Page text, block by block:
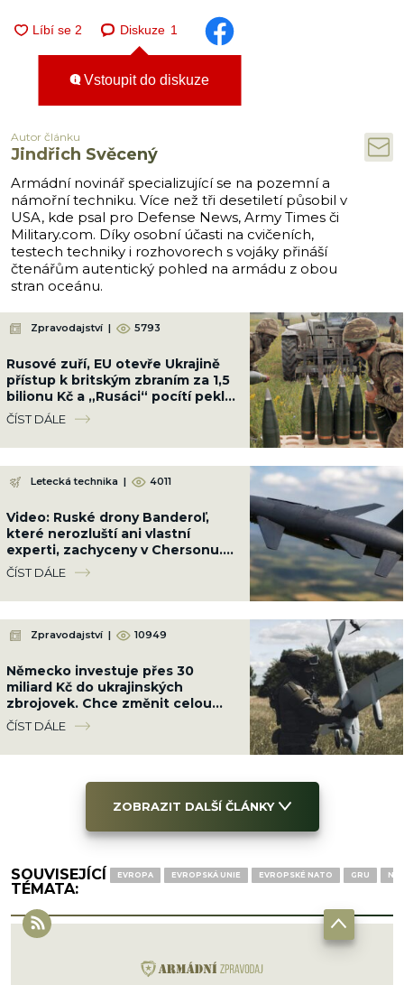
Diskuze 1
Vstoupit do diskuze
Autor článku
Jindřich Svěcený
Armádní novinář specializující se na pozemní a
námořní techniku. Více než tři desetiletí působil v
USA, kde psal pro Defense News, Army Times či
Military.com. Díky osobní účasti na cvičeních,
testech techniky i rozhovorech s vojáky přináší
čtenářům autentický pohled na armádu z obou
stran oceánu.
Zpravodajství | 5793
Rusové zuří, EU otevře Ukrajině
přístup k britským zbraním za 1,5
bilionu Kč a „Rusáci“ pocítí peklo
na zemi
ČÍST DÁLE
Letecká technika | 4011
Video: Ruské drony Banderoľ,
které nerozluští ani vlastní
experti, zachyceny v Chersonu.
Ukrajinci se proti ni neumí bránit
ČÍST DÁLE
Zpravodajství | 10949
Německo investuje přes 30
miliard Kč do ukrajinských
zbrojovek. Chce změnit celou
válku a srazit Rusko na kolena
ČÍST DÁLE
ZOBRAZIT DALŠÍ ČLÁNKY
SOUVISEJÍCÍ
TÉMATA:
EVROPA EVROPSKÁ UNIE EVROPSKÉ NATO GRU